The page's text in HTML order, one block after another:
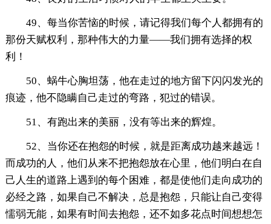
49、每当你苦恼的时候，请记得我们每个人都拥有的
那份天赋权利，那种伟大的力量——我们拥有选择的权
利！
50、蜗牛心胸坦荡，他在走过的地方留下闪闪发光的
痕迹，他不隐瞒自己走过的弯路，犯过的错误。
51、有跑出来的美丽，没有等出来的辉煌。
52、当你还在抱怨的时候，就是距离成功越来越远！
而成功的人，他们从来不把抱怨放在心里，他们明白在自
己人生的道路上遇到的每个困难，都是使他们走向成功的
必经之路，如果自己不解决，总是抱怨，只能让自己变得
懦弱无能，如果有时间去抱怨，还不如多花点时间想想怎